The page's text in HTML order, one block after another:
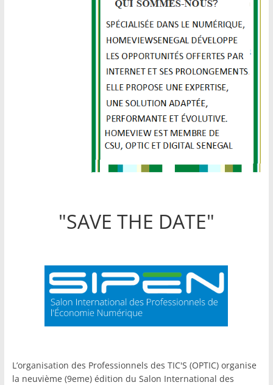
"SAVE THE DATE"
L’organisation des Professionnels des TIC'S (OPTIC) organise
la neuvième (9eme) édition du Salon International des